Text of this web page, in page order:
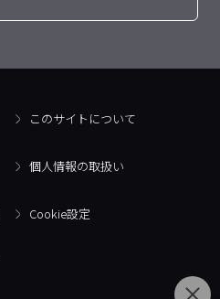
このサイトについて
個人情報の取扱い
Cookie設定